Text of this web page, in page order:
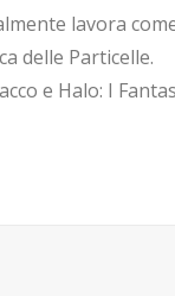
lavora
delle Particelle.
e Halo: I